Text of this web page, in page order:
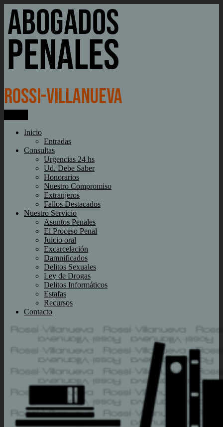
contenido
Rossi-Villanueva
Abogados penales
Inicio
Entradas
Consultas
Urgencias 24 hs
Ud. Debe Saber
Honorarios
Nuestro Compromiso
Extranjeros
Fallos Destacados
Nuestro Servicio
Asuntos Penales
El Proceso Penal
Juicio oral
Excarcelación
Damnificados
Delitos Sexuales
Ley de Drogas
Delitos Informáticos
Estafas
Recursos
Contacto